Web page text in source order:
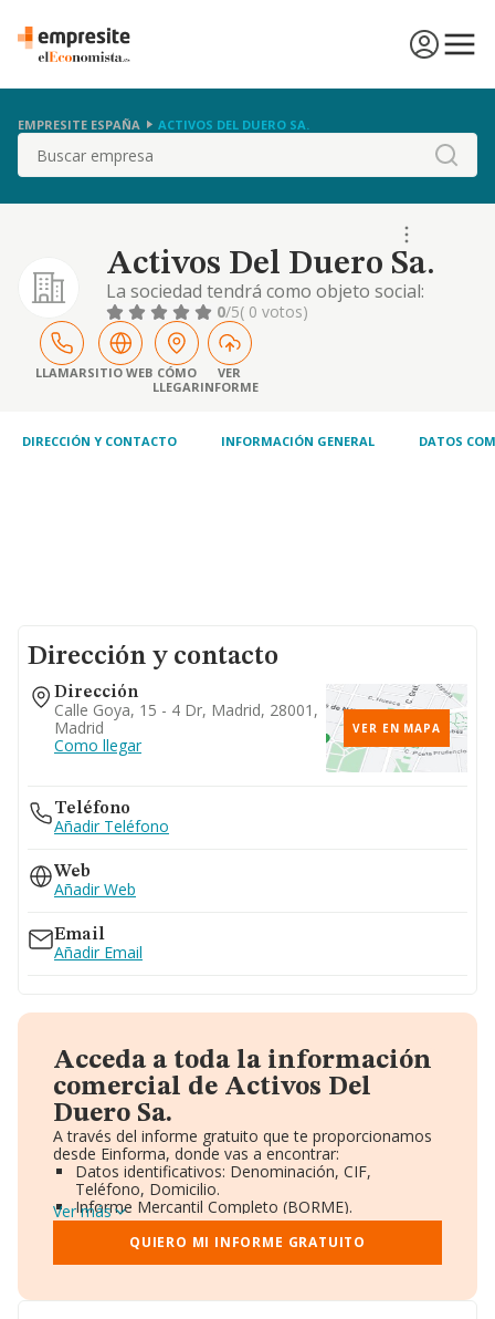
EMPRESITE ESPAÑA ACTIVOS DEL DUERO SA.
Buscar
Activos Del Duero Sa.
La sociedad tendrá como objeto social:
compraventa de bienes inmobiliarios por
cuenta propia (cnae 6810). alquiler de bienes
inmobiliarios por cuenta propia (cnae 6820).
agentes de la propiedad inmobiliaria (cnae
6831). gestión y administración de la
0/5( 0 votos)
LLAMARSITIO WEB CÓMO
LLEGAR
VER
INFORME
DIRECCIÓN Y CONTACTO INFORMACIÓN GENERAL DATOS
Dirección y contacto
Dirección
Calle Goya, 15 - 4 Dr, Madrid, 28001,
Madrid
Como llegar
VER EN MAPA
Teléfono
Añadir Teléfono
Web
Añadir Web
Email
Añadir Email
Acceda a toda la información
comercial de Activos Del
Duero Sa.
A través del informe gratuito que te proporcionamos
desde Einforma, donde vas a encontrar:
Datos identificativos: Denominación, CIF,
Teléfono, Domicilio.
Informe Mercantil Completo (BORME).
Gráficos de Evolución Ventas y Empleados.
Consejo de Administración y Administradores.
Directivos y Ejecutivos.
Ver más
QUIERO MI INFORME GRATUITO